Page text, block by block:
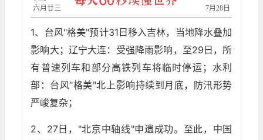
7月28日
六月廿三
1、台风"格美"预计31日移入吉林，当地降水叠加
影响大；辽宁大连：受强降雨影响，至29日，所
有普速列车和部分高铁列车将临时停运；水利
部：台风"格美"北上影响持续到月底，防汛形势
严峻复杂；
2、27日，"北京中轴线"申遗成功。至此，中国